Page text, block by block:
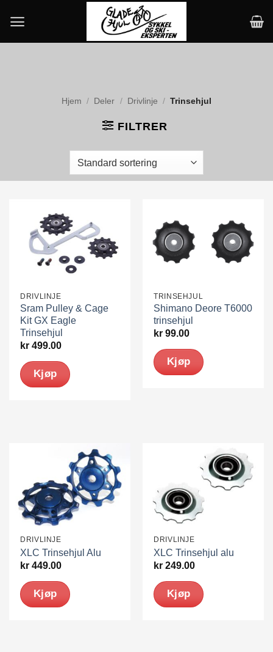
content
Hjem / Deler / Drivlinje / Trinsehjul
FILTRER
DRIVLINJE
Sram Pulley & Cage
Kit GX Eagle
Trinsehjul
kr 499.00
Kjøp
TRINSEHJUL
Shimano Deore T6000
trinsehjul
kr 99.00
Kjøp
DRIVLINJE
XLC Trinsehjul Alu
kr 449.00
Kjøp
DRIVLINJE
XLC Trinsehjul alu
kr 249.00
Kjøp